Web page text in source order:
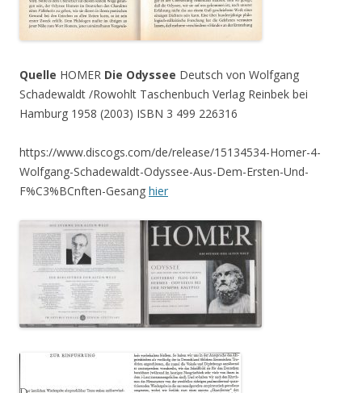
Quelle HOMER Die Odyssee Deutsch von Wolfgang
Schadewaldt /Rowohlt Taschenbuch Verlag Reinbek bei
Hamburg 1958 (2003) ISBN 3 499 226316
https://www.discogs.com/de/release/15134534-Homer-4-
Wolfgang-Schadewaldt-Odyssee-Aus-Dem-Ersten-Und-
F%C3%BCnften-Gesang hier